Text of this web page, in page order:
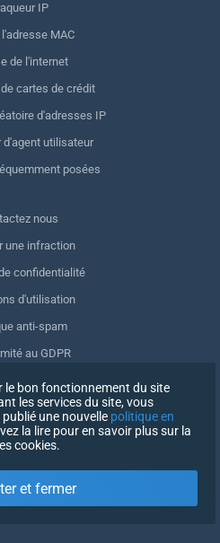
IP
MAC
de l'internet
cartes de crédit
d'adresses IP
d'agent utilisateur
posées
nous
une infraction
confidentialité
d'utilisation
anti-spam
au GDPR
mes données
consentement
le bon fonctionnement du site
les services du site, vous
une nouvelle politique en
la lire pour en savoir plus sur la
cookies.
et fermer